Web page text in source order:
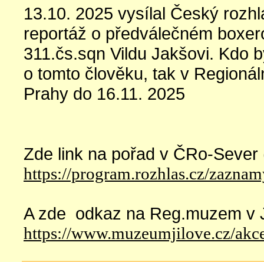
13.10. 2025 vysílal Český
reportáž o předválečném
311.čs.sqn Vildu Jakšovi. Kdo
o tomto člověku, tak v
Prahy do 16.11. 2025
Zde link na pořad v ČRo-
https://program.rozhlas.cz/
A zde odkaz na Reg.muzem v
https://www.muzeumjilove.cz/